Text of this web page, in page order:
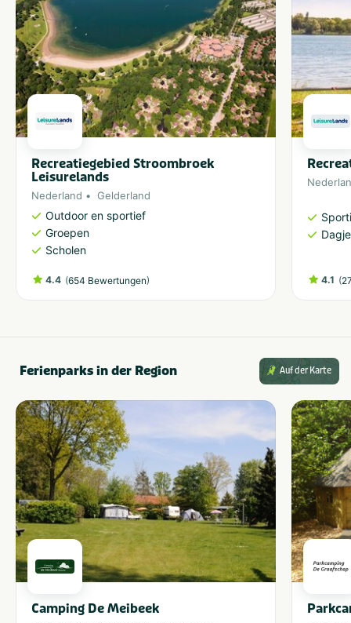
Recreatiegebied Stroombroek
Leisurelands
Nederland Gelderland
Outdoor en sportief
Groepen
Scholen
4.4 (654 Bewertungen) 4.1 (
Ferienparks in der Region Auf der Karte
Camping De Meibeek